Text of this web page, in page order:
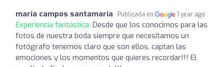
maria campos santamaria Publicada en 1 year ago
Experiencia fantástica: Desde que los conocimos para las
fotos de nuestra boda siempre que necesitamos un
fotógrafo tenemos claro que son ellos, captan las
emociones y los momentos que quieres recordar!!! El